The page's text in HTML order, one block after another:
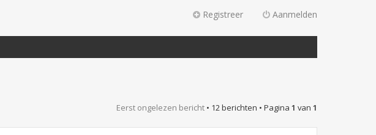
Aanmelden
Registreer
Eerst ongelezen bericht • 12 berichten • Pagina 1 van 1